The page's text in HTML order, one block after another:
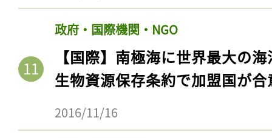
政府・国際機関・NGO
【国際】南極海に世界最大の
生物資源保存条約で加盟国が合
2016/11/16